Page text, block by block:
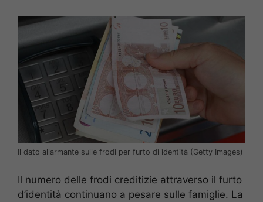
Il dato allarmante sulle frodi per furto di identità (Getty Images)
Il numero delle frodi creditizie attraverso il furto
d’identità continuano a pesare sulle famiglie. La